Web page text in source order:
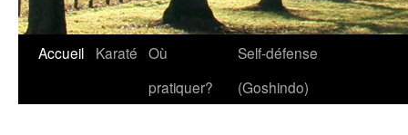
Accueil Karaté Où
pratiquer?
Self-défense
(Goshindo)